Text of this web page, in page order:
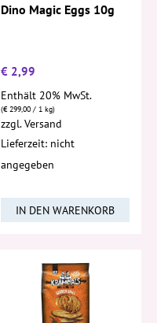
Dino Magic Eggs 10g
€ 2,99
Enthält 20% MwSt.
(€299,00 / 1 kg)
zzgl.Versand
Lieferzeit: nicht
angegeben
IN DEN WARENKORB